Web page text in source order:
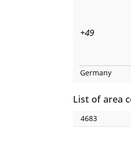
+49
Germany
List of area
4683